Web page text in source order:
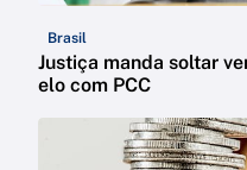
Brasil
Justiça manda soltar
elo com PCC